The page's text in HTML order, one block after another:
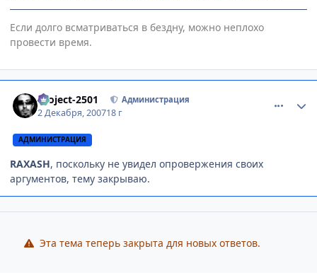
Если долго всматриваться в бездну, можно неплохо
провести время.
Project-2501 Администрация
2 Декабря, 200718 г
АДМИНИСТРАЦИЯ
RAXASH, поскольку не увидел опровержения своих
аргументов, тему закрываю.
Эта тема теперь закрыта для новых ответов.